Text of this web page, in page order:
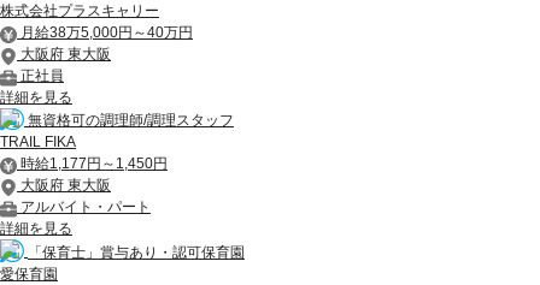
株式会社プラスキャリー
月給38万5,000円～40万円
大阪府 東大阪
正社員
詳細を見る
無資格可の調理師/調理スタッフ
TRAIL FIKA
時給1,177円～1,450円
大阪府 東大阪
アルバイト・パート
詳細を見る
「保育士」賞与あり・認可保育園
愛保育園